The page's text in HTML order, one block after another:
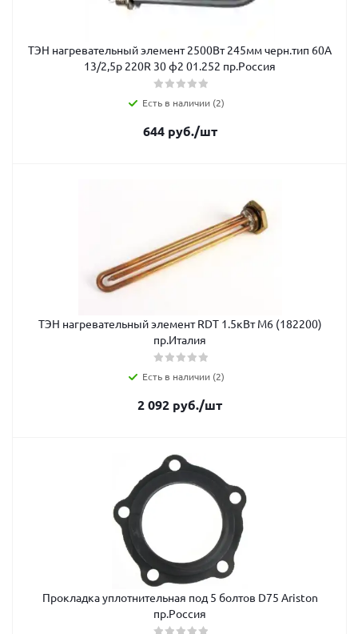
ТЭН нагревательный элемент 2500Вт 245мм черн.тип 60А
13/2,5р 220R 30 ф2 01.252 пр.Россия
Есть в наличии (2)
644руб./шт
ТЭН нагревательный элемент RDT 1.5кВт М6 (182200)
пр.Италия
Есть в наличии (2)
2 092 руб./шт
Прокладка уплотнительная под 5 болтов D75 Ariston
пр.Россия